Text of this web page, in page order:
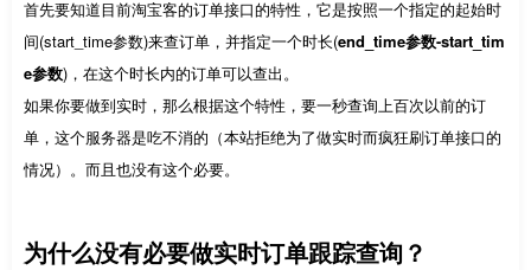
首先要知道目前淘宝客的订单接口的特性，它是按照一个指定的起始时
间(start_time参数)来查订单，并指定一个时长(end_time参数-start_tim
e参数)，在这个时长内的订单可以查出。
如果你要做到实时，那么根据这个特性，要一秒查询上百次以前的订
单，这个服务器是吃不消的（本站拒绝为了做实时而疯狂刷订单接口的
情况）。而且也没有这个必要。
为什么没有必要做实时订单跟踪查询？